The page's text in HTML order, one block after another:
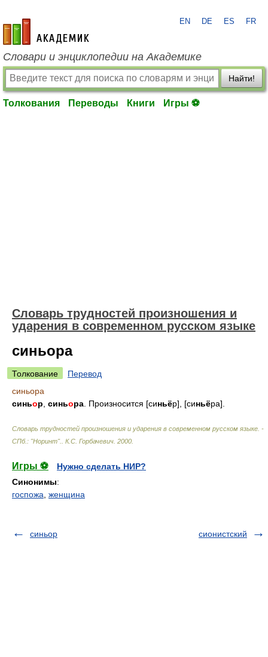
academic.ru
EN DE ES FR
Словари и энциклопедии на Академике
Найти!
Толкования Переводы Книги Игры ⚽
Словарь трудностей произношения и
ударения в современном русском языке
синьора
Толкование
Перевод
синьора
синьор синьора . Произносится [синьёр], [синьёра].
Словарь трудностей произношения и ударения в современном русском языке. -
СПб.: "Норинт".
К.С. Горбачевич 2000
Игры ⚽
Нужно сделать НИР?
Синонимы:
госпожа женщина
синьор сионистский